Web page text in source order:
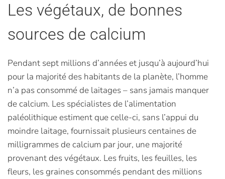
Les végétaux, de bonnes
sources de calcium
Pendant sept millions d’années et jusqu’à aujourd’hui
pour la majorité des habitants de la planète, l’homme
n’a pas consommé de laitages – sans jamais manquer
de calcium. Les spécialistes de l’alimentation
paléolithique estiment que celle-ci, sans l’appui du
moindre laitage, fournissait plusieurs centaines de
milligrammes de calcium par jour, une majorité
provenant des végétaux. Les fruits, les feuilles, les
fleurs, les graines consommés pendant des millions